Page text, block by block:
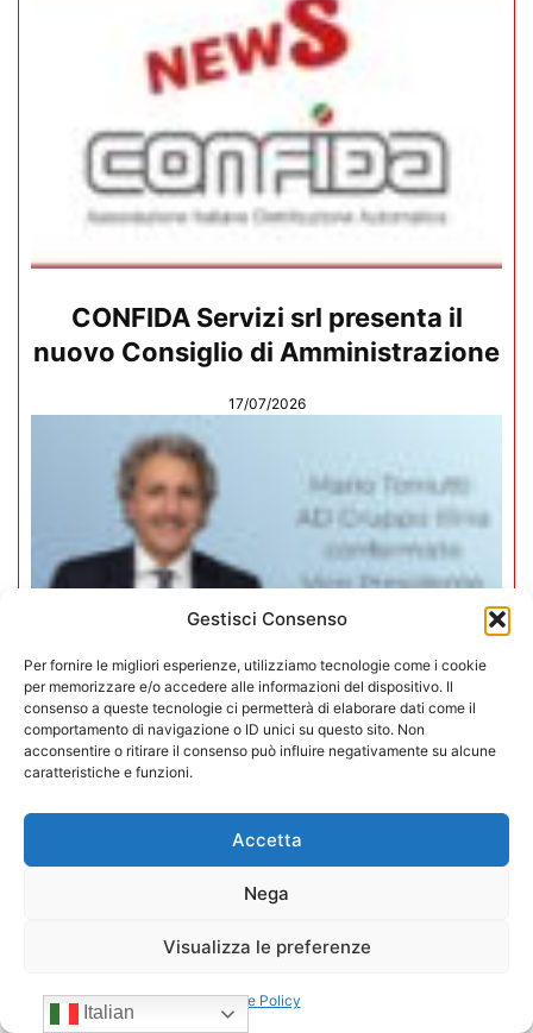
Gestisci Consenso
Per fornire le migliori esperienze, utilizziamo tecnologie come i cookie
per memorizzare e/o accedere alle informazioni del dispositivo. Il
consenso a queste tecnologie ci permetterà di elaborare dati come il
comportamento di navigazione o ID unici su questo sito. Non
acconsentire o ritirare il consenso può influire negativamente su alcune
caratteristiche e funzioni.
Accetta
Nega
Visualizza le preferenze
Cookie Policy
CONFIDA Servizi srl presenta il
nuovo Consiglio di Amministrazione
17/07/2026
Presidente di CONFIDA per il
quadriennio 2026-2030
Italian